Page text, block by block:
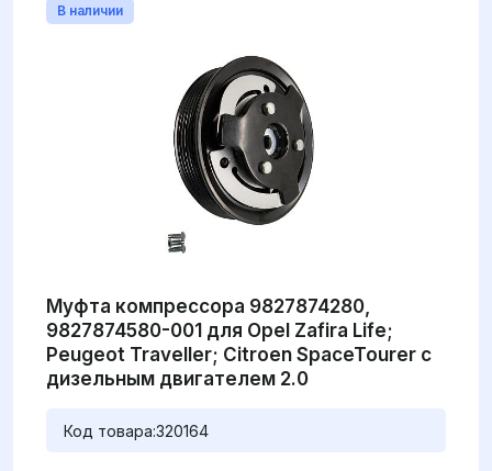
В наличии
Муфта компрессора 9827874280,
9827874580-001 для Opel Zafira Life;
Peugeot Traveller; Citroen SpaceTourer с
дизельным двигателем 2.0
Код товара:320164